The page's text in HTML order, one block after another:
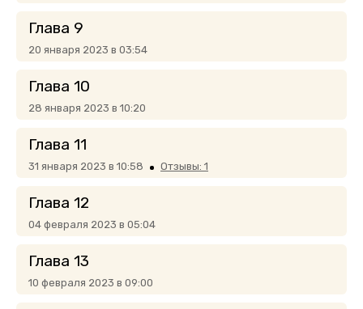
Глава 9
20 января 2023 в 03:54
Глава 10
28 января 2023 в 10:20
Глава 11
31 января 2023 в 10:58 Отзывы: 1
Глава 12
04 февраля 2023 в 05:04
Глава 13
10 февраля 2023 в 09:00